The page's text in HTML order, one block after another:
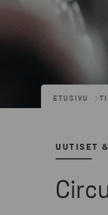
ETUSIVU
UUTISET